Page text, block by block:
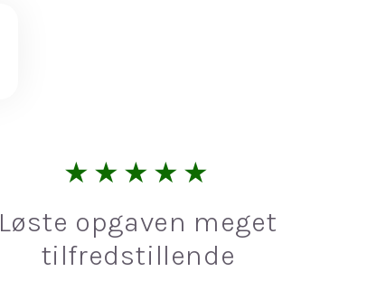
★★★★★
Løste opgaven meget
tilfredstillende